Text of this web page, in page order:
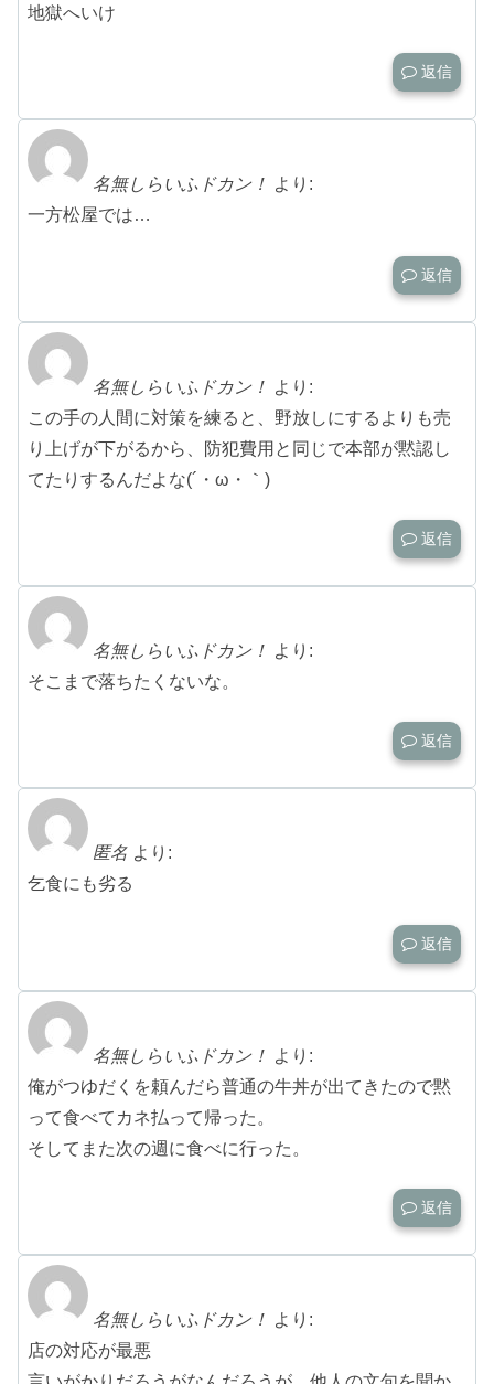
地獄へいけ
返信
名無しらいふドカン！ より:
一方松屋では…
返信
名無しらいふドカン！ より:
この手の人間に対策を練ると、野放しにするよりも売
り上げが下がるから、防犯費用と同じで本部が黙認し
てたりするんだよな(´・ω・｀)
返信
名無しらいふドカン！ より:
そこまで落ちたくないな。
返信
匿名 より:
乞食にも劣る
返信
名無しらいふドカン！ より:
俺がつゆだくを頼んだら普通の牛丼が出てきたので黙
って食べてカネ払って帰った。
そしてまた次の週に食べに行った。
返信
名無しらいふドカン！ より:
店の対応が最悪